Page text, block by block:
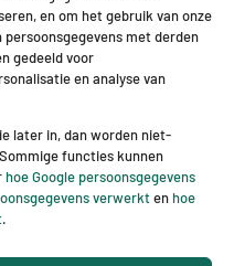
en om het gebruik van onze
met derden
gedeeld voor
en analyse van
later in, dan worden niet-
functies kunnen
hoe Google persoonsgegevens
verwerkten hoe
.
*
– Website ontwerp &